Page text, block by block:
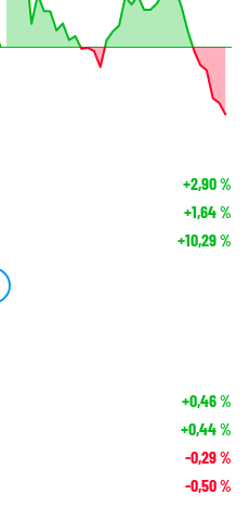
+2,90%
+1,64%
+10,29%
+0,46%
+0,44%
-0,29%
-0,50%